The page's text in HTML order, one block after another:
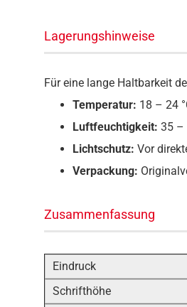
Lagerungshinweise
Für eine lange Haltbarkeit
Temperatur: 18 – 24
Luftfeuchtigkeit: 35 –
Lichtschutz: Vor
Verpackung:
Zusammenfassung
Eindruck
Schrifthöhe